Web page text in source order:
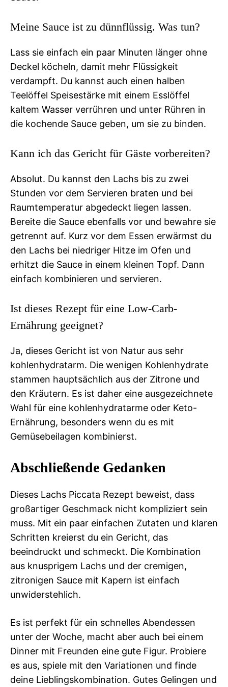
Meine Sauce ist zu dünnflüssig. Was tun?
Lass sie einfach ein paar Minuten länger ohne
Deckel köcheln, damit mehr Flüssigkeit
verdampft. Du kannst auch einen halben
Teelöffel Speisestärke mit einem Esslöffel
kaltem Wasser verrühren und unter Rühren in
die kochende Sauce geben, um sie zu binden.
Kann ich das Gericht für Gäste vorbereiten?
Absolut. Du kannst den Lachs bis zu zwei
Stunden vor dem Servieren braten und bei
Raumtemperatur abgedeckt liegen lassen.
Bereite die Sauce ebenfalls vor und bewahre sie
getrennt auf. Kurz vor dem Essen erwärmst du
den Lachs bei niedriger Hitze im Ofen und
erhitzt die Sauce in einem kleinen Topf. Dann
einfach kombinieren und servieren.
Ist dieses Rezept für eine Low-Carb-
Ernährung geeignet?
Ja, dieses Gericht ist von Natur aus sehr
kohlenhydratarm. Die wenigen Kohlenhydrate
stammen hauptsächlich aus der Zitrone und
den Kräutern. Es ist daher eine ausgezeichnete
Wahl für eine kohlenhydratarme oder Keto-
Ernährung, besonders wenn du es mit
Gemüsebeilagen kombinierst.
Abschließende Gedanken
Dieses Lachs Piccata Rezept beweist, dass
großartiger Geschmack nicht kompliziert sein
muss. Mit ein paar einfachen Zutaten und klaren
Schritten kreierst du ein Gericht, das
beeindruckt und schmeckt. Die Kombination
aus knusprigem Lachs und der cremigen,
zitronigen Sauce mit Kapern ist einfach
unwiderstehlich.
Es ist perfekt für ein schnelles Abendessen
unter der Woche, macht aber auch bei einem
Dinner mit Freunden eine gute Figur. Probiere
es aus, spiele mit den Variationen und finde
deine Lieblingskombination. Gutes Gelingen und